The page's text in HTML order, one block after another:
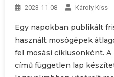
2023-11-08 Károly Kiss
Egy napokban publikált
használt mosógépek
fel mosási ciklusonként.
című független lap